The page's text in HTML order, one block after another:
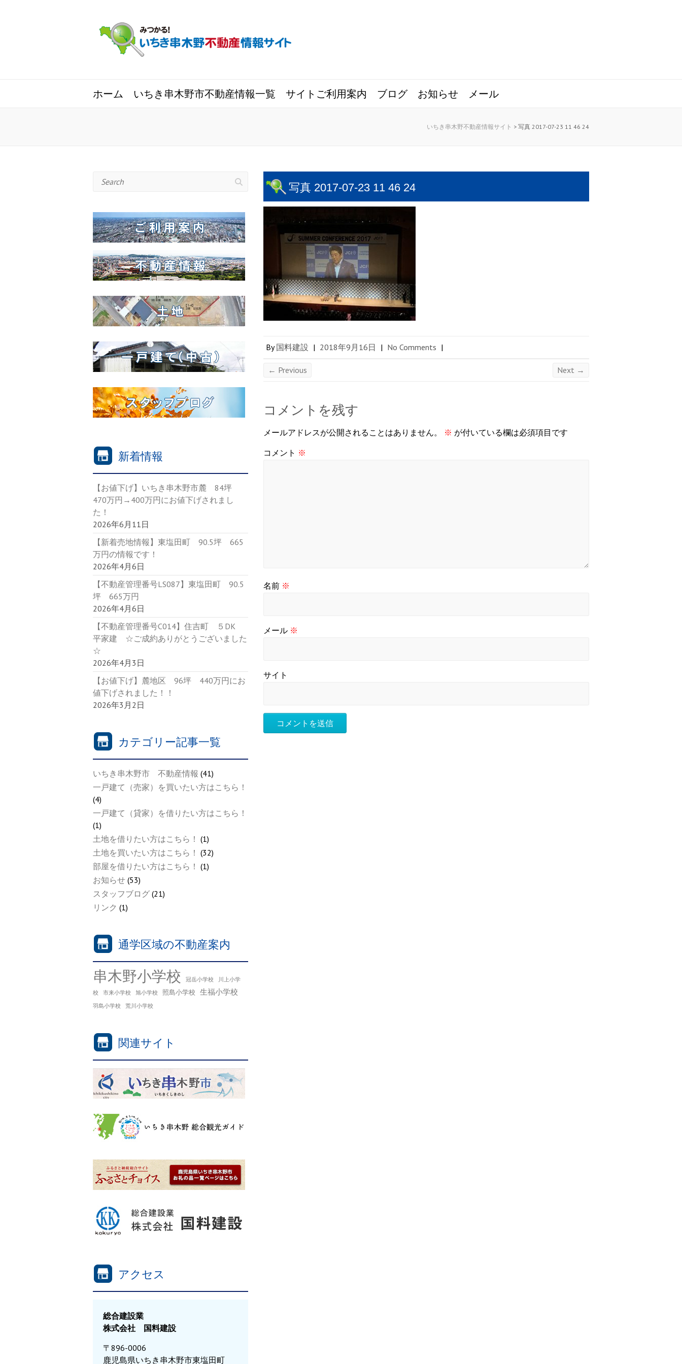
ホーム いちき串木野市不動産情報一覧 サイトご利用案内 ブログ お知らせ メール
いちき串木野不動産情報サイト > 写真 2017-07-23 11 46 24
写真 2017-07-23 11 46 24
By国料建設 | 2018年9月16日 | No Comments |
← Previous Next →
コメントを残す
メールアドレスが公開されることはありません。 ※ が付いている欄は必須項目です
コメント ※
名前 ※
メール ※
サイト
Search
新着情報
【お値下げ】いちき串木野市麓 84坪
470万円→400万円にお値下げされまし
た！
2026年6月11日
【新着売地情報】東塩田町 90.5坪 665
万円の情報です！
2026年4月6日
【不動産管理番号LS087】東塩田町 90.5
坪 665万円
2026年4月6日
【不動産管理番号C014】住吉町 ５DK
平家建 ☆ご成約ありがとうございました
☆
2026年4月3日
【お値下げ】麓地区 96坪 440万円にお
値下げされました！！
2026年3月2日
カテゴリー記事一覧
いちき串木野市 不動産情報 (41)
一戸建て（売家）を買いたい方はこちら！
(4)
一戸建て（貸家）を借りたい方はこちら！
(1)
土地を借りたい方はこちら！ (1)
土地を買いたい方はこちら！ (32)
部屋を借りたい方はこちら！ (1)
お知らせ (53)
スタッフブログ (21)
リンク (1)
通学区域の不動産案内
串木野小学校 冠岳小学校
川上小学
校
市来小学校 旭小学校 照島小学校 生福小学校
羽島小学校 荒川小学校
関連サイト
アクセス
総合建設業
株式会社 国料建設
〒896-0006
鹿児島県いちき串木野市東塩田町